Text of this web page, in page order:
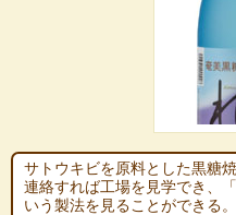
サトウキビを原料とした黒糖
連絡すれば工場を見学でき、
いう製法を見ることができる